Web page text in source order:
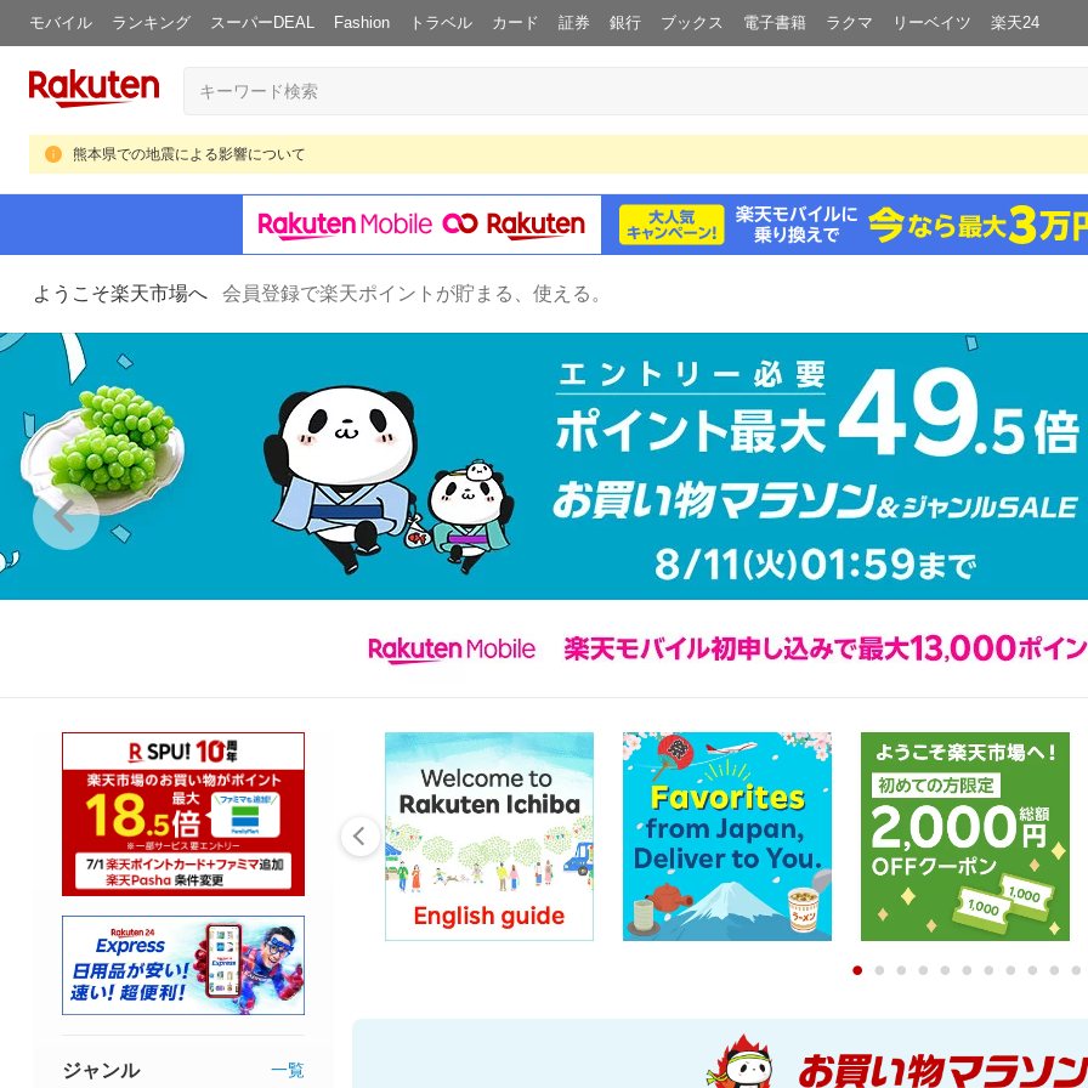
モバイル ランキング スーパーDEAL Fashion トラベル カード 証券 銀行 ブックス 電子書籍 ラクマ リーベイツ 楽天24
熊本県での地震による影響について
ようこそ楽天市場へ 会員登録で楽天ポイントが貯まる、使える。
0 1 2 3 4 5 6 7 8 9
ジャンル 一覧